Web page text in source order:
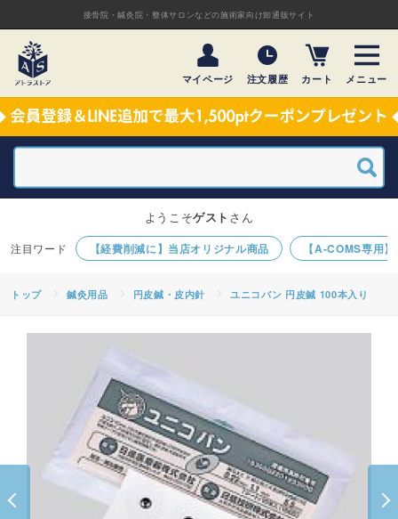
接骨院・鍼灸院・整体サロンなどの施術家向け卸通販サイト
マイページ 注文履歴 カート メニュー
【経費削減に】当店オリジナル商品 【A-COMS専用
ようこそゲスト さん
トップ 鍼灸用品 円皮鍼・皮内針 ユニコバン 円皮鍼 100本入り